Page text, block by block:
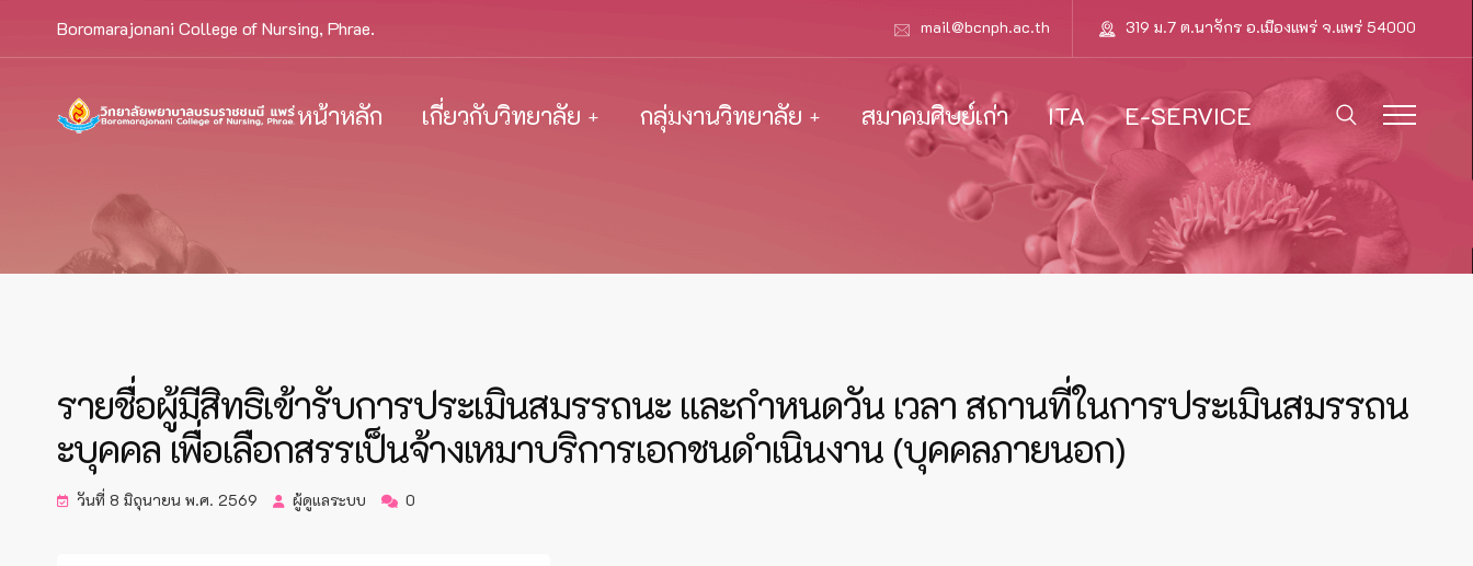
Boromarajonani College of Nursing, Phrae. mail@bcnph.ac.th 319 ม.7 ต.นาจักร อ.เมืองแพร่ จ.แพร่ 54000
หน้าหลัก เกี่ยวกับวิทยาลัย กลุ่มงานวิทยาลัย สมาคมศิษย์เก่า ITA E-SERVICE
รายชื่อผู้มีสิทธิเข้ารับการประเมินสมรรถนะ และกำหนดวัน เวลา สถานที่ในการประเมินสมรรถน
ะบุคคล เพื่อเลือกสรรเป็นจ้างเหมาบริการเอกชนดำเนินงาน (บุคคลภายนอก)
วันที่ 8 มิถุนายน พ.ศ. 2569 ผู้ดูแลระบบ 0